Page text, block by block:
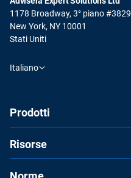
1178 Broadway, 3° piano #3829
New York, NY 10001
Stati Uniti
Italiano
Prodotti
Risorse